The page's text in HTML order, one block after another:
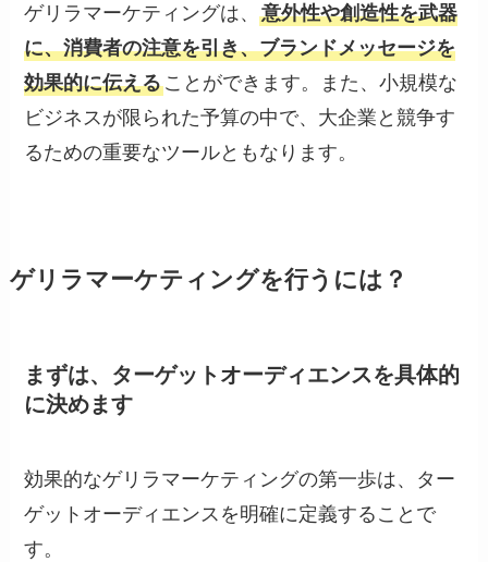
ゲリラマーケティングは、意外性や創造性を武器
に、消費者の注意を引き、ブランドメッセージを
効果的に伝えることができます。また、小規模な
ビジネスが限られた予算の中で、大企業と競争す
るための重要なツールともなります。
ゲリラマーケティングを行うには？
まずは、 ターゲットオーディエンスを具体的
に決めます
効果的なゲリラマーケティングの第一歩は、ター
ゲットオーディエンスを明確に定義することで
す。